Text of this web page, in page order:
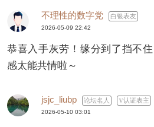
不理性的数字党 白银表友
2026-05-09 22:42
恭喜入手灰劳！缘分到了挡不
感太能共情啦～
jsjc_liubp 论坛名人 认证表主
2026-05-10 03:01